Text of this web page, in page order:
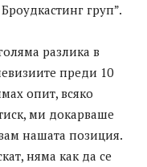
груп”.
разлика в
преди 10
опит, всяко
ми докарваше
нашата позиция.
няма как да се